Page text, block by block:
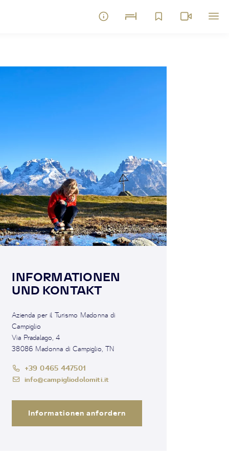
INFORMATIONEN
UND KONTAKT
Azienda per il Turismo Madonna di
Campiglio
Via Pradalago, 4
38086 Madonna di Campiglio, TN
+39 0465 447501
info@campigliodolomiti.it
Informationen anfordern